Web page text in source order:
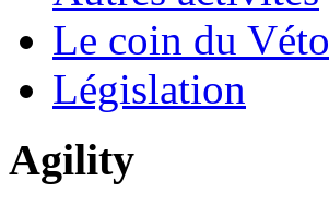
Le coin du Véto
Législation
Agility